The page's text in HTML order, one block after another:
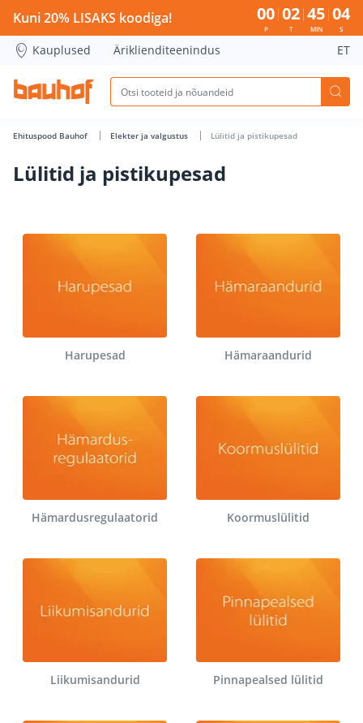
Lülitid ja pistikupesad - Bauhof has loaded
Kuni 20% LISAKS koodiga! 00
P
02
T
45
MIN
03
S
Kauplused Äriklienditeenindus ET
Ehituspood Bauhof Elekter ja valgustus Lülitid ja pistikupesad
Lülitid ja pistikupesad
Harupesad Hämaraandurid
Hämardusregulaatorid Koormuslülitid
Liikumisandurid Pinnapealsed lülitid